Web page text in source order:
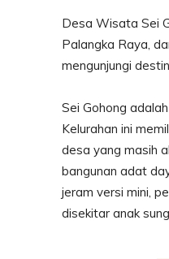
Desa Wisata Sei
Palangka Raya,
mengunjungi
Sei Gohong
Kelurahan ini
desa yang masih
bangunan adat
jeram versi mini,
disekitar anak